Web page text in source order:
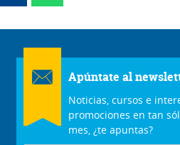
Apúntate al
Noticias, cursos e
promociones en tan
mes, ¿te apuntas?